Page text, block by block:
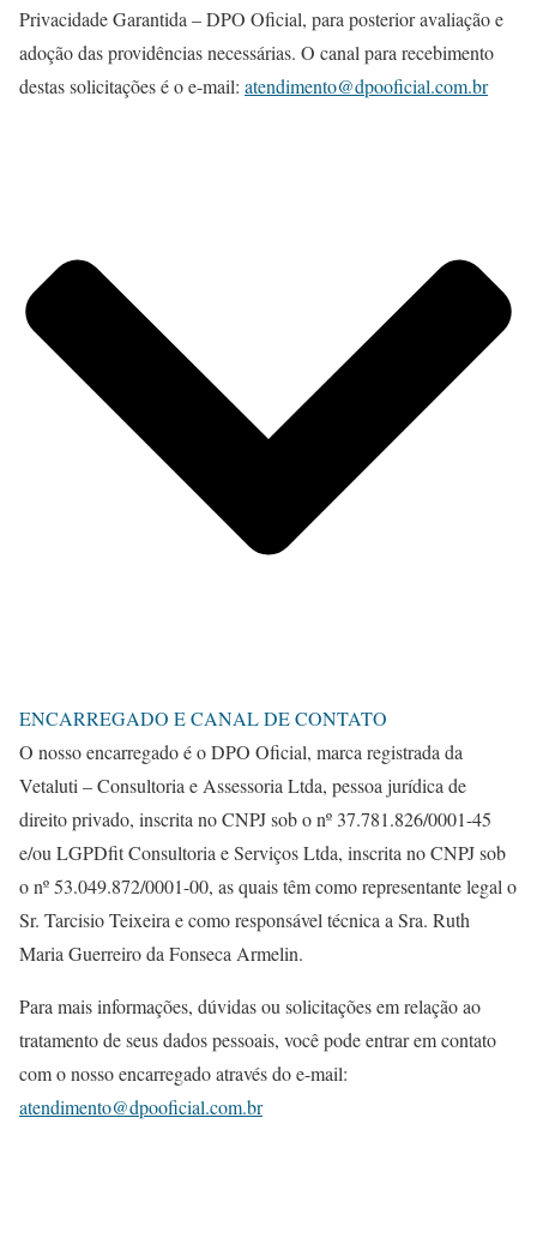
Privacidade Garantida – DPO Oficial, para posterior avaliação e
adoção das providências necessárias. O canal para recebimento
destas solicitações é o e-mail: atendimento@dpooficial.com.br
ENCARREGADO E CANAL DE CONTATO
O nosso encarregado é o DPO Oficial, marca registrada da
Vetaluti – Consultoria e Assessoria Ltda, pessoa jurídica de
direito privado, inscrita no CNPJ sob o nº 37.781.826/0001-45
e/ou LGPDfit Consultoria e Serviços Ltda, inscrita no CNPJ sob
o nº 53.049.872/0001-00, as quais têm como representante legal o
Sr. Tarcisio Teixeira e como responsável técnica a Sra. Ruth
Maria Guerreiro da Fonseca Armelin.
Para mais informações, dúvidas ou solicitações em relação ao
tratamento de seus dados pessoais, você pode entrar em contato
com o nosso encarregado através do e-mail:
atendimento@dpooficial.com.br